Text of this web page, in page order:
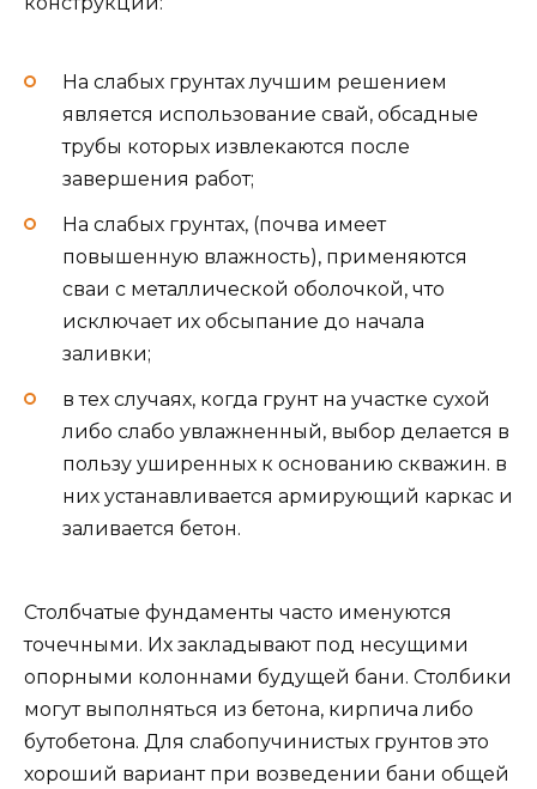
На слабых грунтах лучшим решением
является использование свай, обсадные
трубы которых извлекаются после
завершения работ;
На слабых грунтах, (почва имеет
повышенную влажность), применяются
сваи с металлической оболочкой, что
исключает их обсыпание до начала
заливки;
в тех случаях, когда грунт на участке сухой
либо слабо увлажненный, выбор делается в
пользу уширенных к основанию скважин. в
них устанавливается армирующий каркас и
заливается бетон.
Столбчатые фундаменты часто именуются
точечными. Их закладывают под несущими
опорными колоннами будущей бани. Столбики
могут выполняться из бетона, кирпича либо
бутобетона. Для слабопучинистых грунтов это
хороший вариант при возведении бани общей